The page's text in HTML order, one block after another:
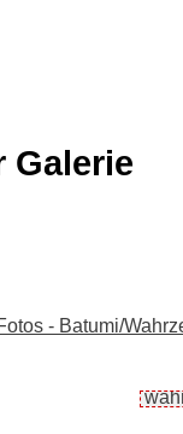
Galerie
- Batumi/